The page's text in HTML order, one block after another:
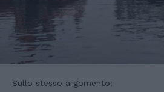
Sullo stesso argomento: